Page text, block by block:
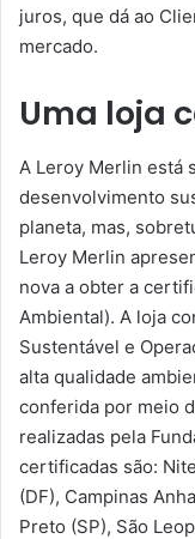
juros, que dá ao
mercado.
Uma loja
A Leroy Merlin está
desenvolvimento
planeta, mas,
Leroy Merlin
nova a obter a
Ambiental). A loja
Sustentável e
alta qualidade
conferida por meio
realizadas pela
certificadas são:
(DF), Campinas
Preto (SP), São